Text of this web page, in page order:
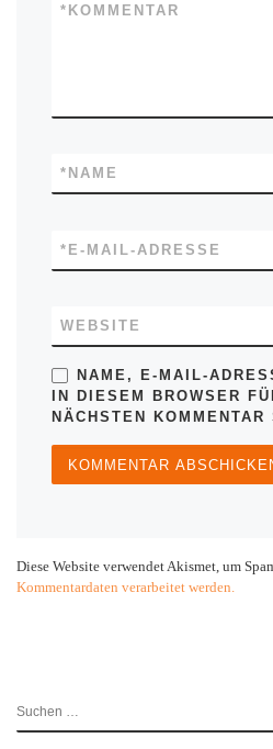
KOMMENTAR
*
NAME
*
E-MAIL-ADRESSE
*
WEBSITE
NAME, E-MAIL-
IN DIESEM BROWSER
NÄCHSTEN KOMMENTAR
Diese Website verwendet Akismet, um
Kommentardaten verarbeitet werden.
SUCHE